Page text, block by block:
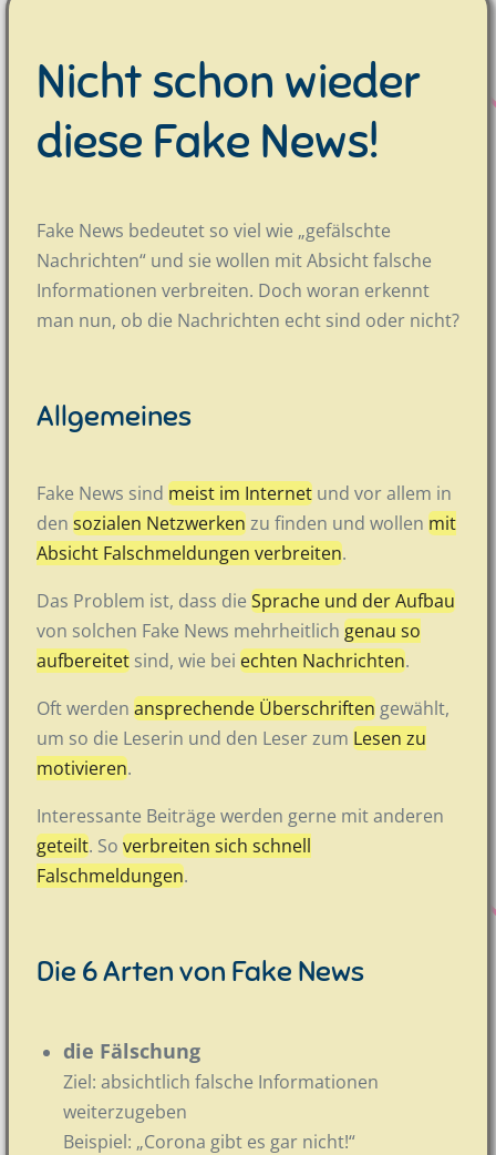
Nicht schon wieder
diese Fake News!
Fake News bedeutet so viel wie „gefälschte
Nachrichten“ und sie wollen mit Absicht falsche
Informationen verbreiten. Doch woran erkennt
man nun, ob die Nachrichten echt sind oder nicht?
Allgemeines
Fake News sind meist im Internet und vor allem in
den sozialen Netzwerkenzu finden und wollen mit
Absicht Falschmeldungen verbreiten.
Das Problem ist, dass die Sprache und der Aufbau
von solchen Fake News mehrheitlich genau so
aufbereitet sind, wie bei echten Nachrichten.
Oft werden ansprechende Überschriften gewählt,
um so die Leserin und den Leser zum Lesen zu
motivieren.
Interessante Beiträge werden gerne mit anderen
geteilt. So verbreiten sich schnell
Falschmeldungen.
Die 6 Arten von Fake News
die Fälschung
Ziel: absichtlich falsche Informationen
weiterzugeben
Beispiel: „Corona gibt es gar nicht!“